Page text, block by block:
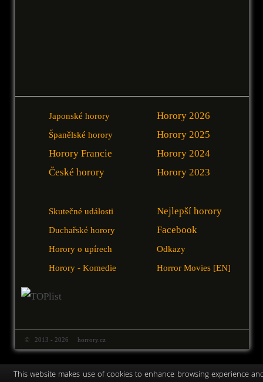
Japonské horory
Španělské horory
Horory Francie
České horory
Horory 2026
Horory 2025
Horory 2024
Horory 2023
Skutečné události
Duchařské horory
Horory o upírech
Horory - Komedie
Nejlepší horory
Facebook
Odkazy
Horror Movies [EN]
© 2013 - 2026 horrory.cz
This website makes use of cookies to enhance browsing experience